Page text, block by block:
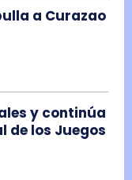
a Curazao
y continúa
de los Juegos